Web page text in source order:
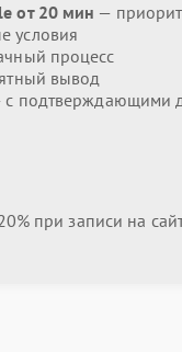
от 20 мин —
условия
процесс
вывод
с подтверждающими
при записи на